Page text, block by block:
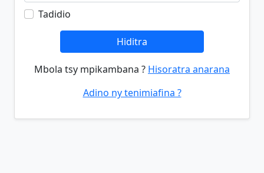
Tadidio
Hiditra
Mbola tsy mpikambana ? Hisoratra anarana
Adino ny tenimiafina ?